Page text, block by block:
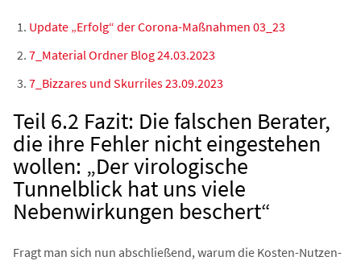
Update „Erfolg“ der Corona-Maßnahmen 03_23
7_Material Ordner Blog 24.03.2023
7_Bizzares und Skurriles 23.09.2023
Teil 6.2 Fazit: Die falschen Berater,
die ihre Fehler nicht eingestehen
wollen: „Der virologische
Tunnelblick hat uns viele
Nebenwirkungen beschert“
Fragt man sich nun abschließend, warum die Kosten-Nutzen-